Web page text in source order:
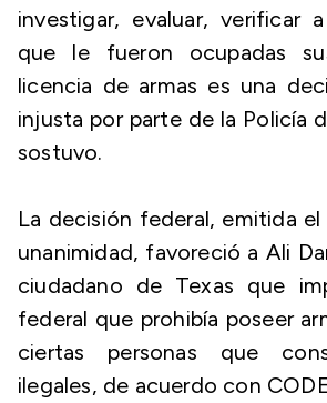
investigar, evaluar, verificar
que le fueron ocupadas
licencia de armas es una
injusta por parte de la Policía
sostuvo.
La decisión federal, emitida
unanimidad, favoreció a Ali
ciudadano de Texas que
federal que prohibía poseer
ciertas personas que
ilegales, de acuerdo con